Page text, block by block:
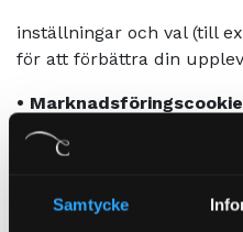
Samtycke
inställningar och val (till
för att förbättra din
•
för att leverera annonser
Exempel: Facebook Pixel